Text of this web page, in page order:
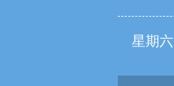
星期六